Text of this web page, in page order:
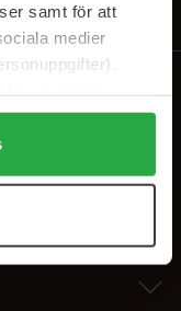
samt för att
medier
accepterar du
kan anpassa
helst återkalla